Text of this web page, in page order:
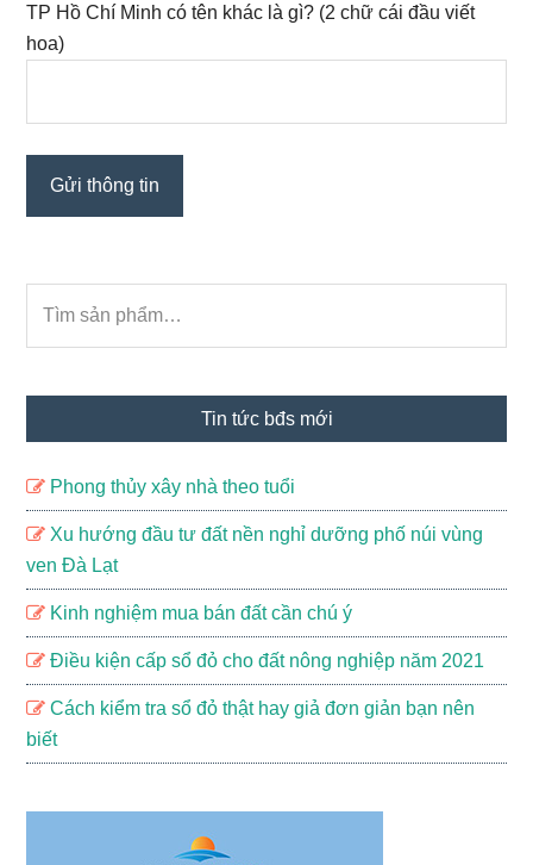
TP Hồ Chí Minh có tên khác là gì? (2 chữ cái đầu viết
hoa)
chính
kiếm:
Tin tức bđs mới
Phong thủy xây nhà theo tuổi
Xu hướng đầu tư đất nền nghỉ dưỡng phố núi vùng
ven Đà Lạt
Kinh nghiệm mua bán đất cần chú ý
Điều kiện cấp sổ đỏ cho đất nông nghiệp năm 2021
Cách kiểm tra sổ đỏ thật hay giả đơn giản bạn nên
biết